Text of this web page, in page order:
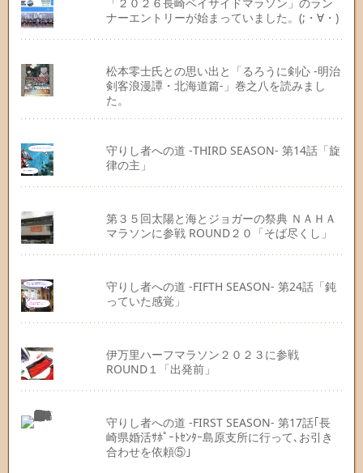
ナーエントリーが始まっていました。(;・∀・)
松本零士氏との思い出と「るろうに剣心 -明治
剣客浪漫譚・北海道篇-」巻之八を読みまし
た。
守りし者への道 -THIRD SEASON- 第14話「旋
律の主」
第３５回太陽と海とジョガーの祭典 ＮＡＨＡ
マラソンに参戦 ROUND２０「そば尽くし」
守りし者への道 -FIFTH SEASON- 第24話「鈍
っていた感覚」
伊万里ハーフマラソン２０２３に参戦
ROUND１「出発前」
守りし者への道 -FIRST SEASON- 第17話｢長
崎県婚活ｻﾎﾟｰﾄｾﾝﾀｰ島原支所に行って､お引き
合わせを依頼⑤｣